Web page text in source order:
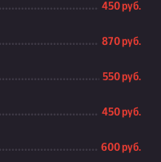
450 руб.
870 руб.
550 руб.
450 руб.
600 руб.